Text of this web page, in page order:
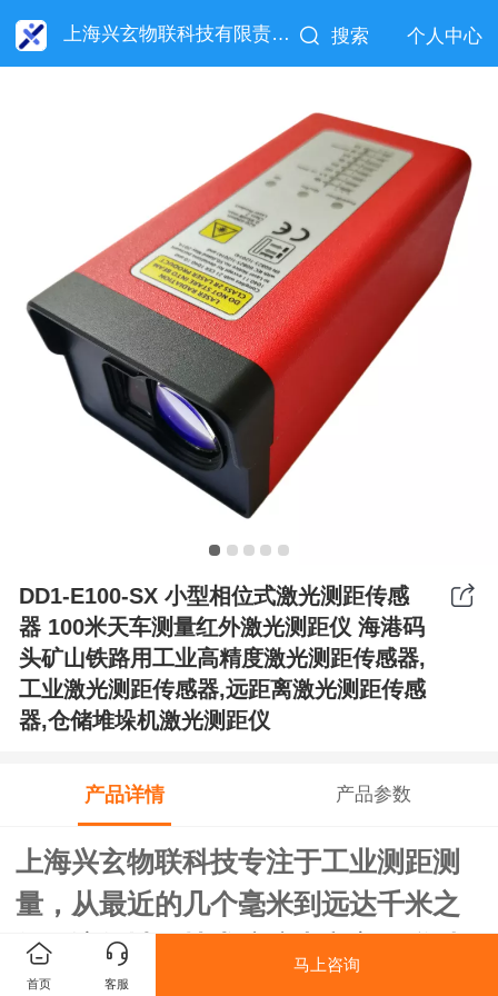
上海兴玄物联科技有限责任公司 搜索 个人中心
DD1-E100-SX 小型相位式激光测距传感
器 100米天车测量红外激光测距仪 海港码
头矿山铁路用工业高精度激光测距传感器,
工业激光测距传感器,远距离激光测距传感
器,仓储堆垛机激光测距仪
产品详情 产品参数
上海兴玄物联科技专注于工业测距测
量，从最近的几个毫米到远达千米之
外，该领域的技术佼佼者兴玄物联科
技的距离传感器和LiDAR激光扫描传
首页 客服
马上咨询